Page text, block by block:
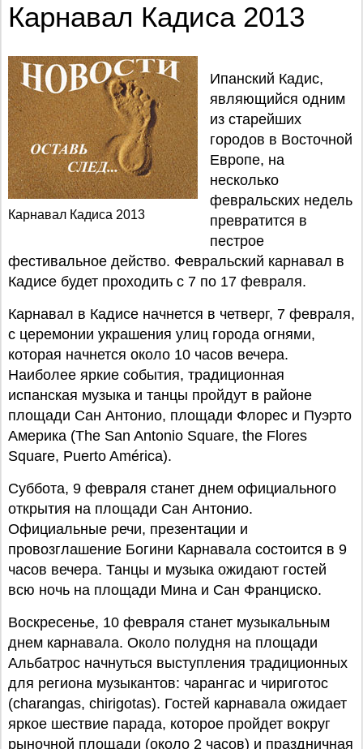
Карнавал Кадиса 2013
Карнавал Кадиса 2013
Ипанский Кадис,
являющийся одним
из старейших
городов в Восточной
Европе, на
несколько
февральских недель
превратится в
пестрое
фестивальное действо. Февральский карнавал в
Кадисе будет проходить с 7 по 17 февраля.
Карнавал в Кадисе начнется в четверг, 7 февраля,
с церемонии украшения улиц города огнями,
которая начнется около 10 часов вечера.
Наиболее яркие события, традиционная
испанская музыка и танцы пройдут в районе
площади Сан Антонио, площади Флорес и Пуэрто
Америка (The San Antonio Square, the Flores
Square, Puerto América).
Суббота, 9 февраля станет днем официального
открытия на площади Сан Антонио.
Официальные речи, презентации и
провозглашение Богини Карнавала состоится в 9
часов вечера. Танцы и музыка ожидают гостей
всю ночь на площади Мина и Сан Франциско.
Воскресенье, 10 февраля станет музыкальным
днем карнавала. Около полудня на площади
Альбатрос начнуться выступления традиционных
для региона музыкантов: чарангас и чириготос
(charangas, chirigotas). Гостей карнавала ожидает
яркое шествие парада, которое пройдет вокруг
рыночной площади (около 2 часов) и праздничная